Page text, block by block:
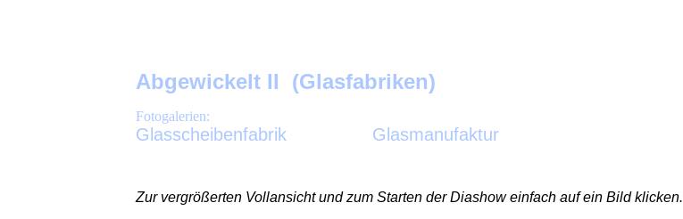
Abgewickelt II (Glasfabriken)
Fotogalerien:
Glasscheibenfabrik G lasmanufaktur
Zur vergrößerten Vollansicht und zum Starten der Diashow einfach auf ein Bild klicken.